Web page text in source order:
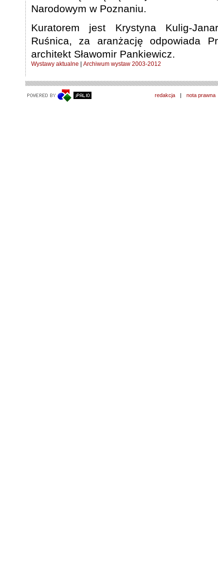
Narodowym w Poznaniu.
Kuratorem jest Krystyna Kulig-
Ruśnica, za aranżację odpowiada
architekt Sławomir Pankiewicz.
Wystawy aktualne Archiwum wystaw 2003-2012
redakcja | nota prawna